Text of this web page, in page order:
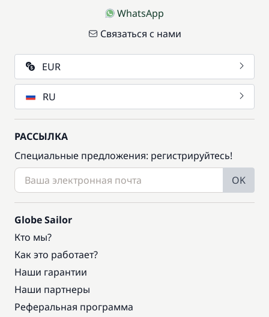
WhatsApp
Связаться с нами
EUR
RU
РАССЫЛКА
Специальные предложения: регистрируйтесь!
OK
Globe Sailor
Кто мы?
Как это работает?
Наши гарантии
Наши партнеры
Реферальная программа